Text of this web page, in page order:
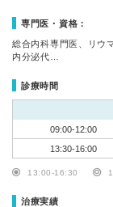
専門医・資格：
総合内科専門医、リウ
内分泌代…
診療時間
09:00-12:00
13:30-16:00
13:00-16:30
治療実績